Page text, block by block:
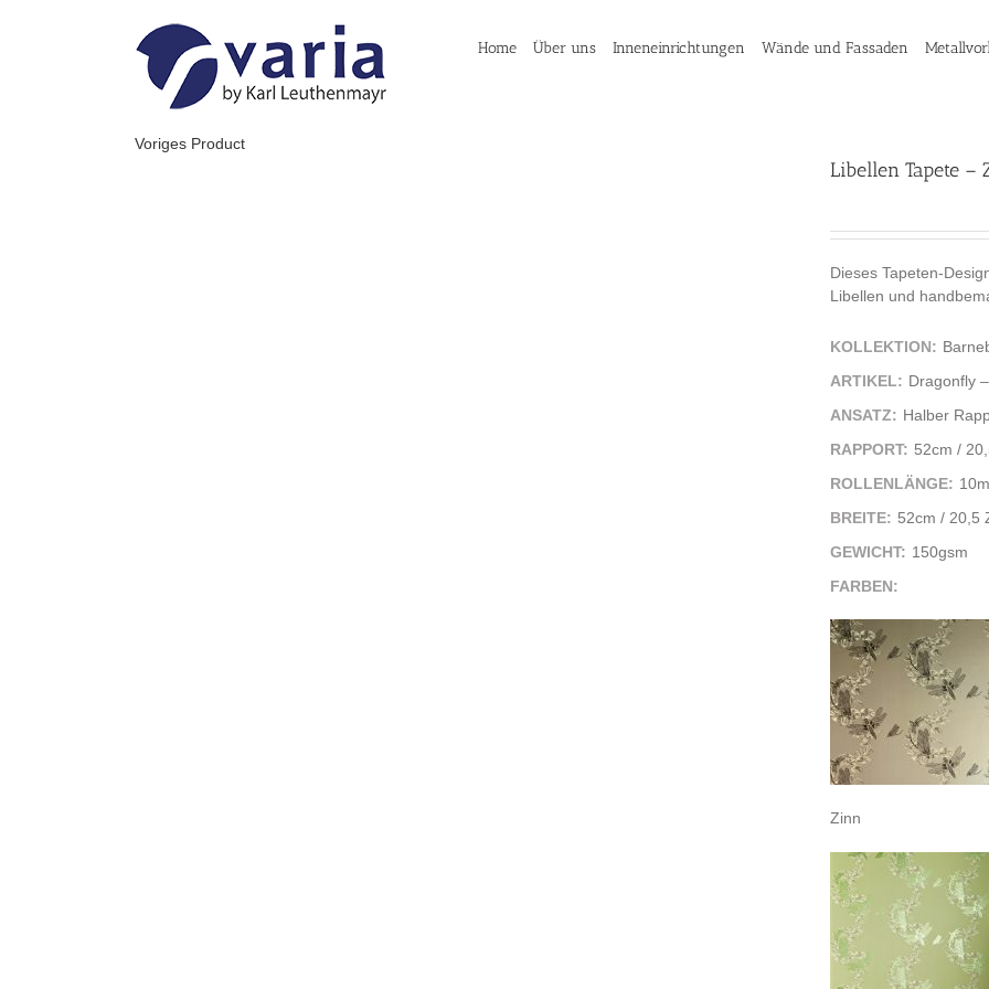
Home Über uns Inneneinrichtungen Wände und Fassaden
Voriges Product
Libellen Tapete –
Dieses Tapeten-
Libellen und
KOLLEKTION:
ARTIKEL: Dragonfly
ANSATZ: Halber
RAPPORT: 52cm /
ROLLENLÄNGE: 10m
BREITE: 52cm / 20,5
GEWICHT: 150gsm
FARBEN:
Zinn